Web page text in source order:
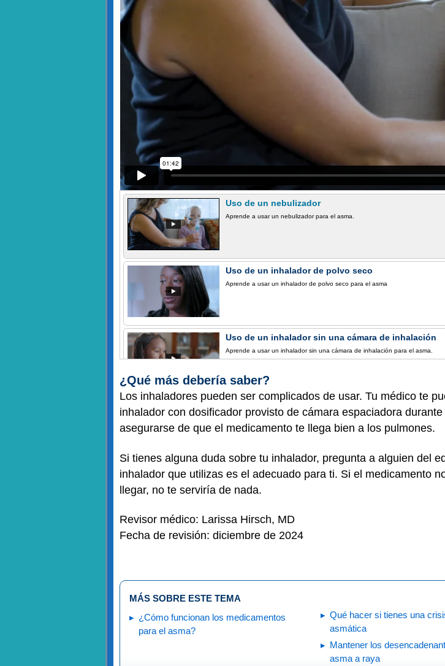
Uso de un nebulizador
Aprende a usar un nebulizador para el asma.
Uso de un inhalador de polvo seco
Aprende a usar un inhalador de polvo seco para el asma
Uso de un inhalador sin una cámara de inhalación
Aprende a usar un inhalador sin una cámara de inhalación para el asma.
¿Qué más debería saber?
Los inhaladores pueden ser complicados de usar. Tu médico te
inhalador con dosificador provisto de cámara espaciadora
asegurarse de que el medicamento te llega bien a los pulmones.
Si tienes alguna duda sobre tu inhalador, pregunta a alguien del
inhalador que utilizas es el adecuado para ti. Si el medicamento
llegar, no te serviría de nada.
Revisor médico: Larissa Hirsch, MD
Fecha de revisión: diciembre de 2024
MÁS SOBRE ESTE TEMA
¿Cómo funcionan los medicamentos
para el asma?
Qué hacer si tienes una
asmática
Mantener los
asma a raya